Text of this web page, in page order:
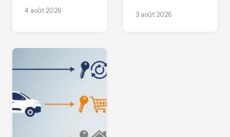
4 août 2026 3 août 2026